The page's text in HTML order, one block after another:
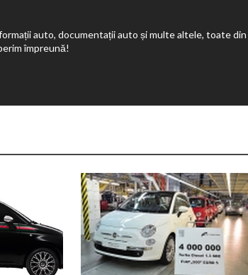
auto, documentații auto și multe altele, toate din
împreună!